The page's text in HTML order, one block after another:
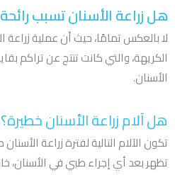
هل زراعة الأسنان تسبب
لا بالعكس تمامًا، حيث أن عملية
الكريهة، والتي كانت تنتج عن تراكم
الأسنان.
هل آلام زراعة الأسنان خطيرة؟
تكون الآلام التالية لفترة زراعة
تظهر بعد أي إجراء طبي في الأسنان،